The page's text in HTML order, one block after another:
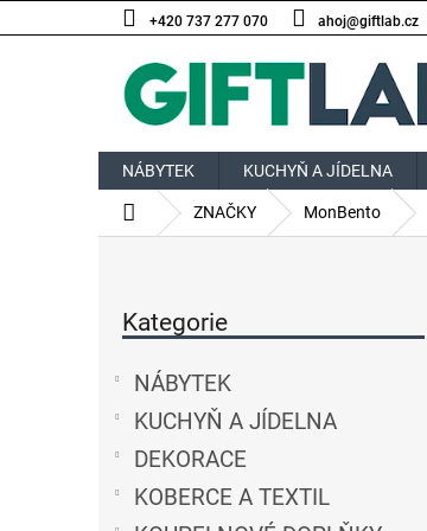
na
+420 737 277 070 ahoj@giftlab.cz
NÁBYTEK KUCHYŇ A JÍDELNA
Domů ZNAČKY MonBento
kategorie
Kategorie
NÁBYTEK
KUCHYŇ A JÍDELNA
DEKORACE
KOBERCE A TEXTIL